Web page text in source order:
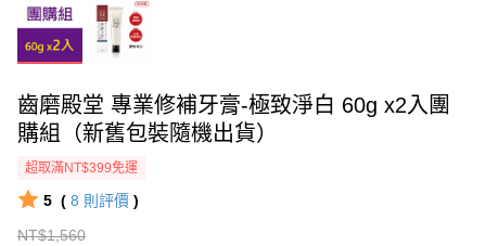
齒磨殿堂 專業修補牙膏-極致淨白 60g x2入團
購組（新舊包裝隨機出貨）
超取滿NT$399免運
5 ( 8 則評價 )
NT$1,560